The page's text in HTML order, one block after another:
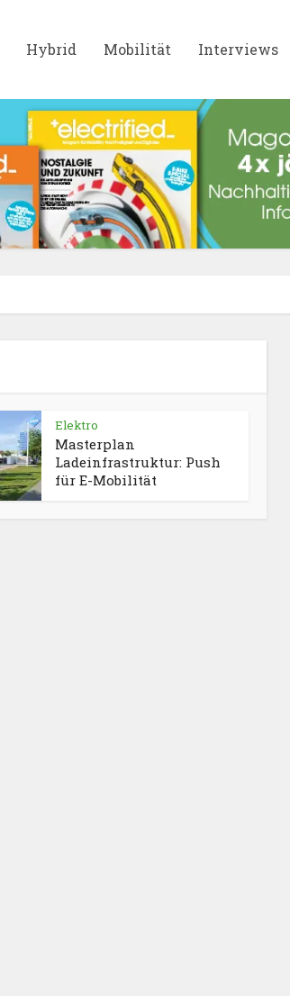
Hybrid Mobilität Interviews
Elektro
Masterplan
Ladeinfrastruktur: Push
für E-Mobilität